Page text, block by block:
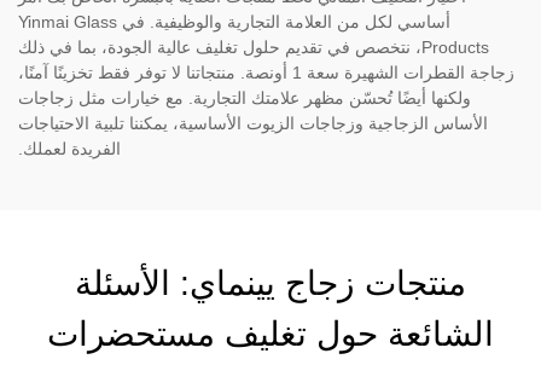
أساسي لكل من العلامة التجارية والوظيفية. في Yinmai Glass
Products، نتخصص في تقديم حلول تغليف عالية الجودة، بما في ذلك
زجاجة القطرات الشهيرة سعة 1 أونصة. منتجاتنا لا توفر فقط تخزينًا آمنًا،
ولكنها أيضًا تُحسّن مظهر علامتك التجارية. مع خيارات مثل زجاجات
الأساس الزجاجية وزجاجات الزيوت الأساسية، يمكننا تلبية الاحتياجات
الفريدة لعملك.
منتجات زجاج يينماي: الأسئلة
الشائعة حول تغليف مستحضرات